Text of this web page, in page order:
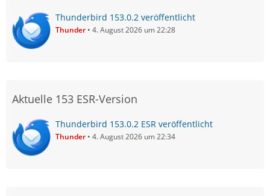
Thunderbird 153.0.2 veröffentlicht
Thunder 4. August 2026 um 22:28
Aktuelle 153 ESR-Version
Thunderbird 153.0.2 ESR veröffentlicht
Thunder 4. August 2026 um 22:34